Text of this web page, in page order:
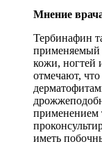
Мнение
Тербинафин
применяемый
кожи, ногтей
отмечают,
применением
иметь